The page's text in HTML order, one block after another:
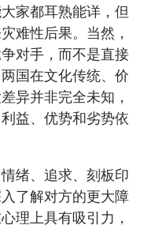
家都耳熟能详，但
难性后果。当然，
对手，而不是直接
国在文化传统、价
异并非完全未知，
益、优势和劣势依
绪、追求、刻板印
了解对方的更大障
理上具有吸引力，